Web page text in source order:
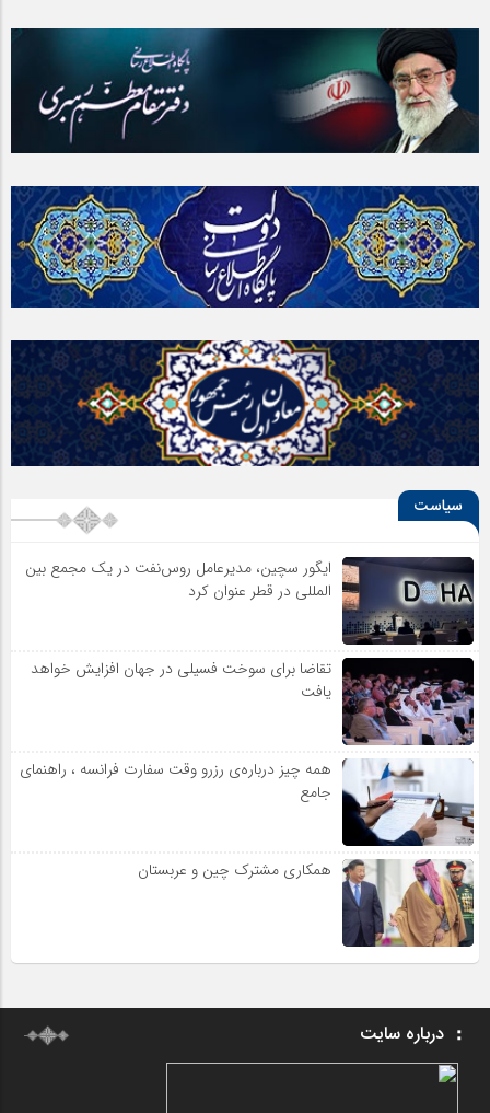
معرفی برترین هنرمندان معاصر ایران
سیاست
ایگور سچین، مدیرعامل روس‌نفت در یک مجمع بین
المللی در قطر عنوان کرد
تقاضا برای سوخت فسیلی در جهان افزایش خواهد
یافت
همه چیز درباره‌ی رزرو وقت سفارت فرانسه ، راهنمای
جامع
همکاری مشترک چین و عربستان
درباره سایت